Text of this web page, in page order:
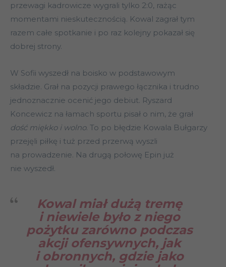
przewagi kadrowicze wygrali tylko 2:0, rażąc
momentami nieskutecznością. Kowal zagrał tym
razem całe spotkanie i po raz kolejny pokazał się
dobrej strony.
W Sofii wyszedł na boisko w podstawowym
składzie. Grał na pozycji prawego łącznika i trudno
jednoznacznie ocenić jego debiut. Ryszard
Koncewicz na łamach sportu pisał o nim, że grał
dość miękko i wolno. To po błędzie Kowala Bułgarzy
przejęli piłkę i tuż przed przerwą wyszli
na prowadzenie. Na drugą połowę Epin już
nie wyszedł.
Kowal miał dużą tremę
i niewiele było z niego
pożytku zarówno podczas
akcji ofensywnych, jak
i obronnych, gdzie jako